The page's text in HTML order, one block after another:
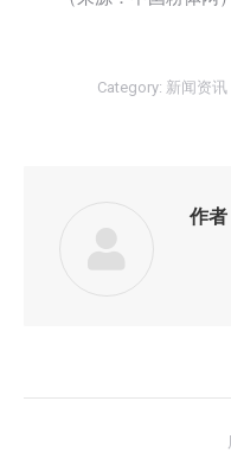
Category: 新闻资讯
作者